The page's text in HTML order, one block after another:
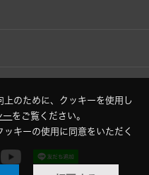
せ
のために、クッキーを使用し
ーをご覧ください。
キーの使用に同意をいただく